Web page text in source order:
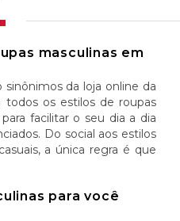
masculinas em
sinônimos da loja online da
todos os estilos de roupas
facilitar o seu dia a dia
Do social aos estilos
a única regra é que
para você